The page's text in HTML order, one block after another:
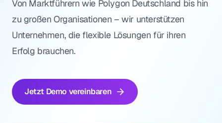
Von Marktführern wie Polygon Deutschland bis hin
zu großen Organisationen – wir unterstützen
Unternehmen, die flexible Lösungen für ihren
Erfolg brauchen.
Jetzt Demo vereinbaren